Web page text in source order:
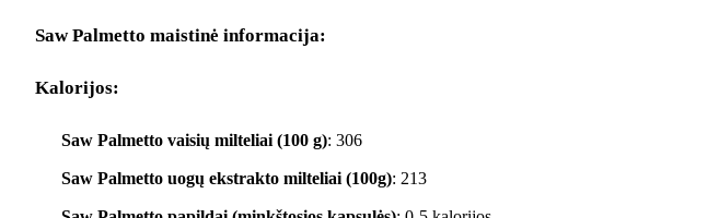
Saw Palmetto maistinė informacija:
Kalorijos:
Saw Palmetto vaisių milteliai (100 g): 306
Saw Palmetto uogų ekstrakto milteliai (100g): 213